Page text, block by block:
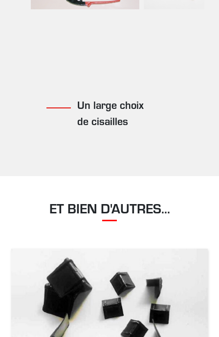
Un large choix
de cisailles
ET BIEN D'AUTRES...